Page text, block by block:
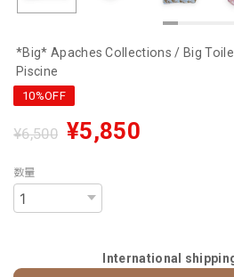
*Big* Apaches Collections / Big
Piscine
10%OFF
¥6,500 ¥5,850
数量
International